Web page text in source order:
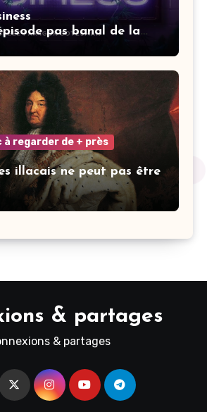
pas banal de la
à regarder de + près
illacais ne peut pas être
& partages
& partages